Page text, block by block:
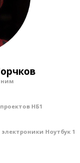
НБ1
Ноутбук 1